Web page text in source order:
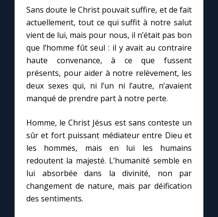
Marie de Nazareth
Sans doute le Christ pouvait suffire, et de fait
actuellement, tout ce qui suffit à notre salut
vient de lui, mais pour nous, il n’était pas bon
que l’homme fût seul : il y avait au contraire
haute convenance, à ce que fussent
présents, pour aider à notre relèvement, les
deux sexes qui, ni l’un ni l’autre, n’avaient
manqué de prendre part à notre perte.
Homme, le Christ Jésus est sans conteste un
sûr et fort puissant médiateur entre Dieu et
les hommes, mais en lui les humains
redoutent la majesté. L’humanité semble en
lui absorbée dans la divinité, non par
changement de nature, mais par déification
des sentiments.